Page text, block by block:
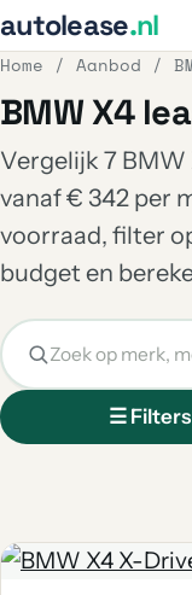
autolease.nl
Home / Aanbod /
BMW X4
Vergelijk 7 BMW
vanaf € 342 per
voorraad, filter
budget en
☰ Filters